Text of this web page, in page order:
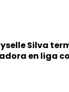
Silva
en liga